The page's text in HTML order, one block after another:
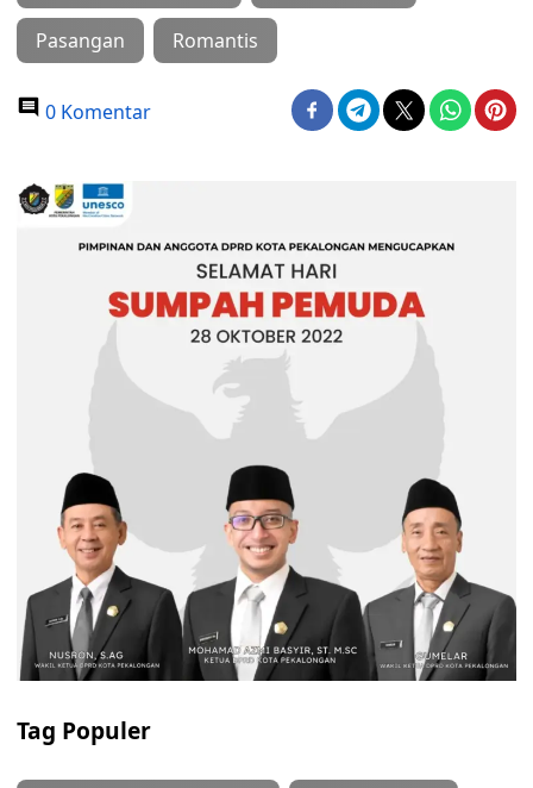
Pasangan Romantis
0 Komentar
Tag Populer